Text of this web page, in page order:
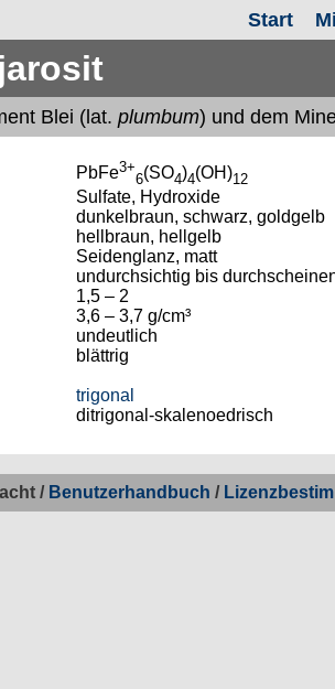
Start
Blei (lat. plumbum) und dem
PbFe3+
6(SO4)4(OH)12
Sulfate, Hydroxide
dunkelbraun, schwarz, goldgelb
hellbraun, hellgelb
Seidenglanz, matt
undurchsichtig bis
1,5 – 2
3,6 – 3,7 g/cm³
undeutlich
blättrig
trigonal
ditrigonal-skalenoedrisch
/ Benutzerhandbuch /